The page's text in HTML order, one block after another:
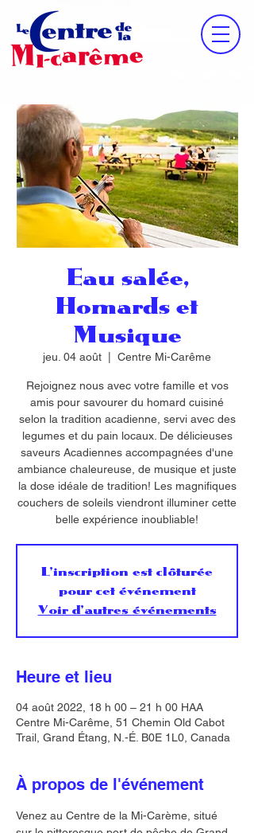
Eau salée,
Homards et
Musique
jeu. 04 août Centre Mi-Carême
Rejoignez nous avec votre famille et vos
amis pour savourer du homard cuisiné
selon la tradition acadienne, servi avec des
legumes et du pain locaux. De délicieuses
saveurs Acadiennes accompagnées d'une
ambiance chaleureuse, de musique et juste
la dose idéale de tradition! Les magnifiques
couchers de soleils viendront illuminer cette
belle expérience inoubliable!
L'inscription est clôturée
pour cet événement
Voir d'autres événements
Heure et lieu
04 août 2022, 18 h 00 – 21 h 00 HAA
Centre Mi-Carême, 51 Chemin Old Cabot
Trail, Grand Étang, N.-É. B0E 1L0, Canada
À propos de l'événement
Venez au Centre de la Mi-Carème, situé